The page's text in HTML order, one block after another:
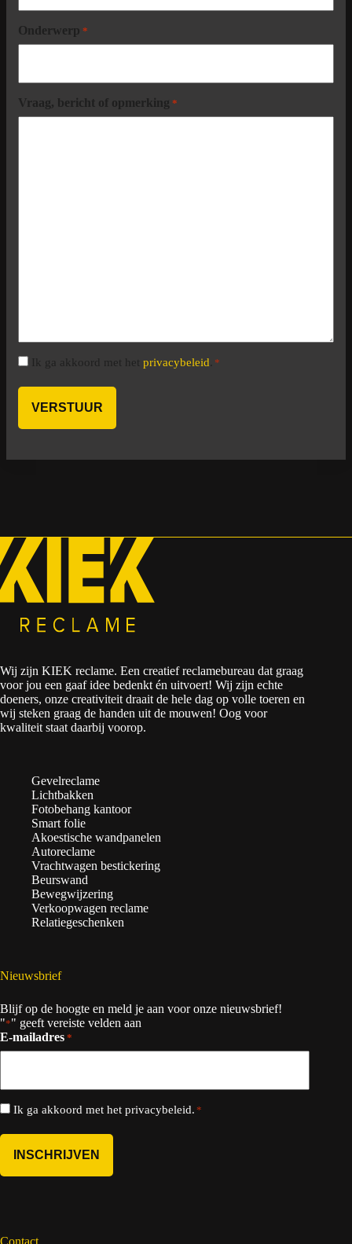
Onderwerp *
Vraag, bericht of opmerking *
Instemming
Ik ga akkoord met het privacybeleid *
Wij zijn KIEK reclame. Een creatief reclamebureau dat graag
voor jou een gaaf idee bedenkt én uitvoert! Wij zijn echte
doeners, onze creativiteit draait de hele dag op volle toeren en
wij steken graag de handen uit de mouwen! Oog voor
kwaliteit staat daarbij voorop.
Gevelreclame
Lichtbakken
Fotobehang kantoor
Smart folie
Akoestische wandpanelen
Autoreclame
Vrachtwagen bestickering
Beurswand
Bewegwijzering
Verkoopwagen reclame
Relatiegeschenken
Nieuwsbrief
Blijf op de hoogte en meld je aan voor onze nieuwsbrief!
"*" geeft vereiste velden aan
E-mailadres *
Instemming
Ik ga akkoord met het privacybeleid. *